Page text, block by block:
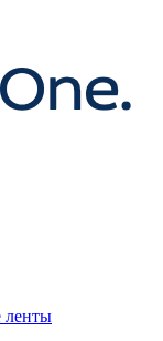
ленты